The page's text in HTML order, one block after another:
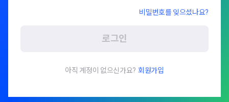
비밀번호를 잊으셨나요?
로그인
아직 계정이 없으신가요? 회원가입